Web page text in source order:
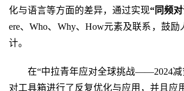
化与语言等方面的差异，通过实现“同频
ere、Who、Why、How元素及联系，鼓
计。
在“中拉青年应对全球挑战——2024减
对工具箱进行了反复优化与应用，并且应